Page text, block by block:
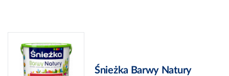
Śnieżka Barwy Natury